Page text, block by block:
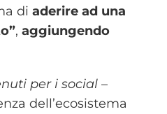
di aderire ad una
, aggiungendo
per i social–
dell’ecosistema